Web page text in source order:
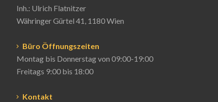
Inh.: Ulrich Flatnitzer
Währinger Gürtel 41, 1180 Wien
Büro Öffnungszeiten
Montag bis Donnerstag von 09:00-19:00
Freitags 9:00 bis 18:00
Kontakt